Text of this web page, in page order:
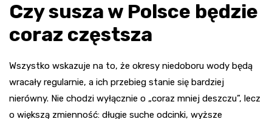
Czy susza w Polsce będzie
coraz częstsza
Wszystko wskazuje na to, że okresy niedoboru wody będą
wracały regularnie, a ich przebieg stanie się bardziej
nierówny. Nie chodzi wyłącznie o „coraz mniej deszczu”, lecz
o większą zmienność: długie suche odcinki, wyższe